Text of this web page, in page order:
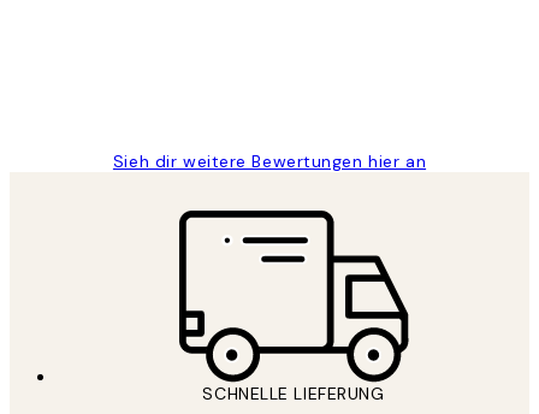
Sieh dir weitere Bewertungen hier an
SCHNELLE LIEFERUNG